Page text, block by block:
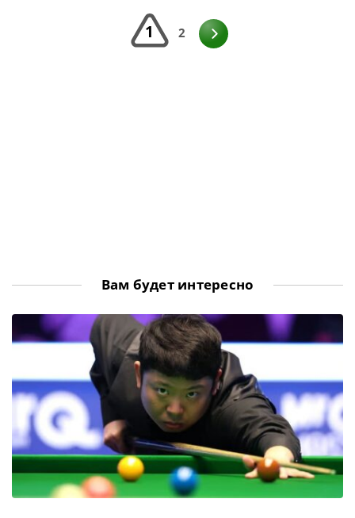
Masters 2023 Марк Селби обыгрывает Ронни О’Салливана
1 2
Вам будет интересно